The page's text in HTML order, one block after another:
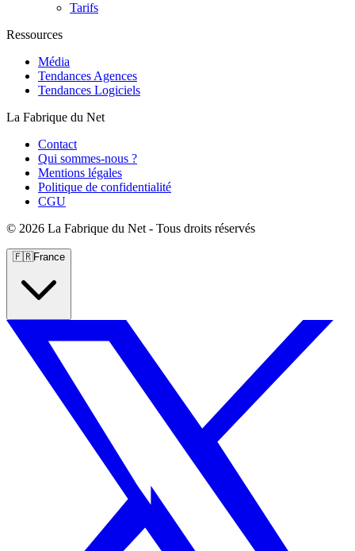
Tarifs
Ressources
Média
Tendances Agences
Tendances Logiciels
La Fabrique du Net
Contact
Qui sommes-nous ?
Mentions légales
Politique de confidentialité
CGU
© 2026 La Fabrique du Net - Tous droits réservés
🇫🇷France